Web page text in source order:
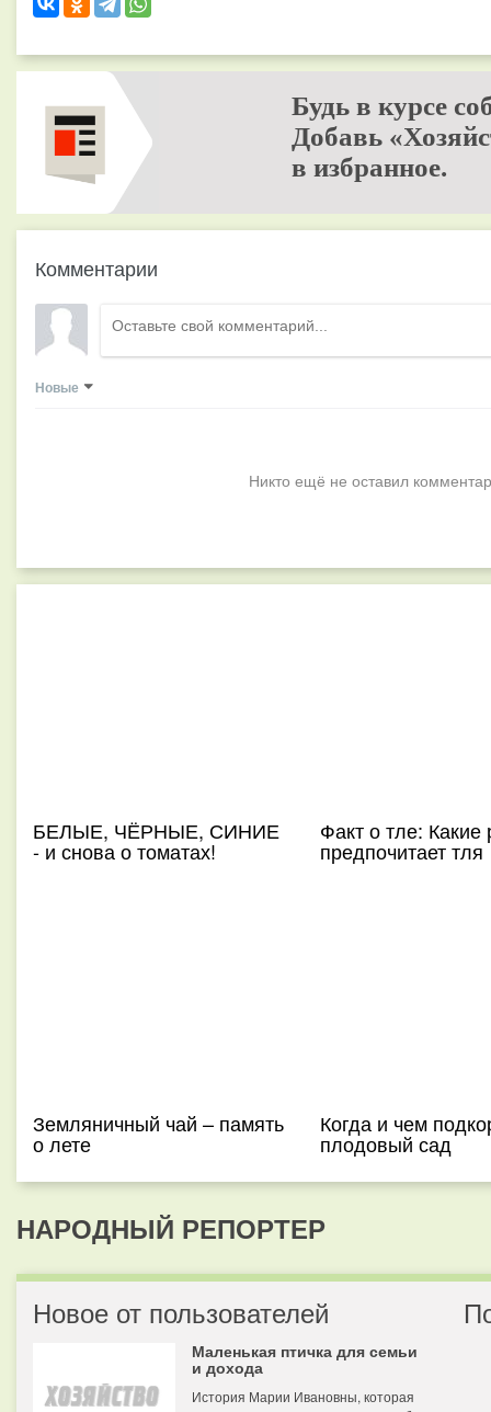
Будь в курсе
Добавь
в избранное.
Комментарии
Новые
Никто ещё не оставил
БЕЛЫЕ, ЧЁРНЫЕ, СИНИЕ
- и снова о томатах!
Факт о тле: Какие
предпочитает тля
Земляничный чай – память
о лете
Когда и чем
плодовый сад
НАРОДНЫЙ РЕПОРТЕР
Новое от пользователей
Маленькая птичка для семьи
и дохода
История Марии Ивановны, которая